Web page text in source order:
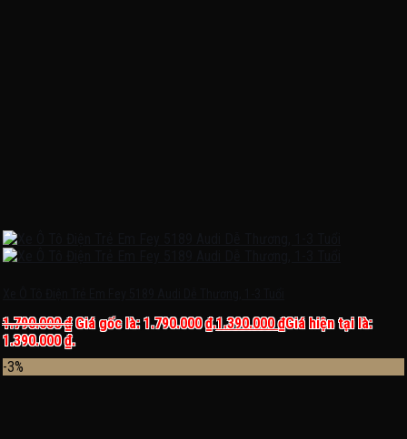
1.790.000₫ Giá gốc là: 1.790.000 ₫.1.390.000₫Giá hiện tại là:
1.390.000 ₫.
-3%